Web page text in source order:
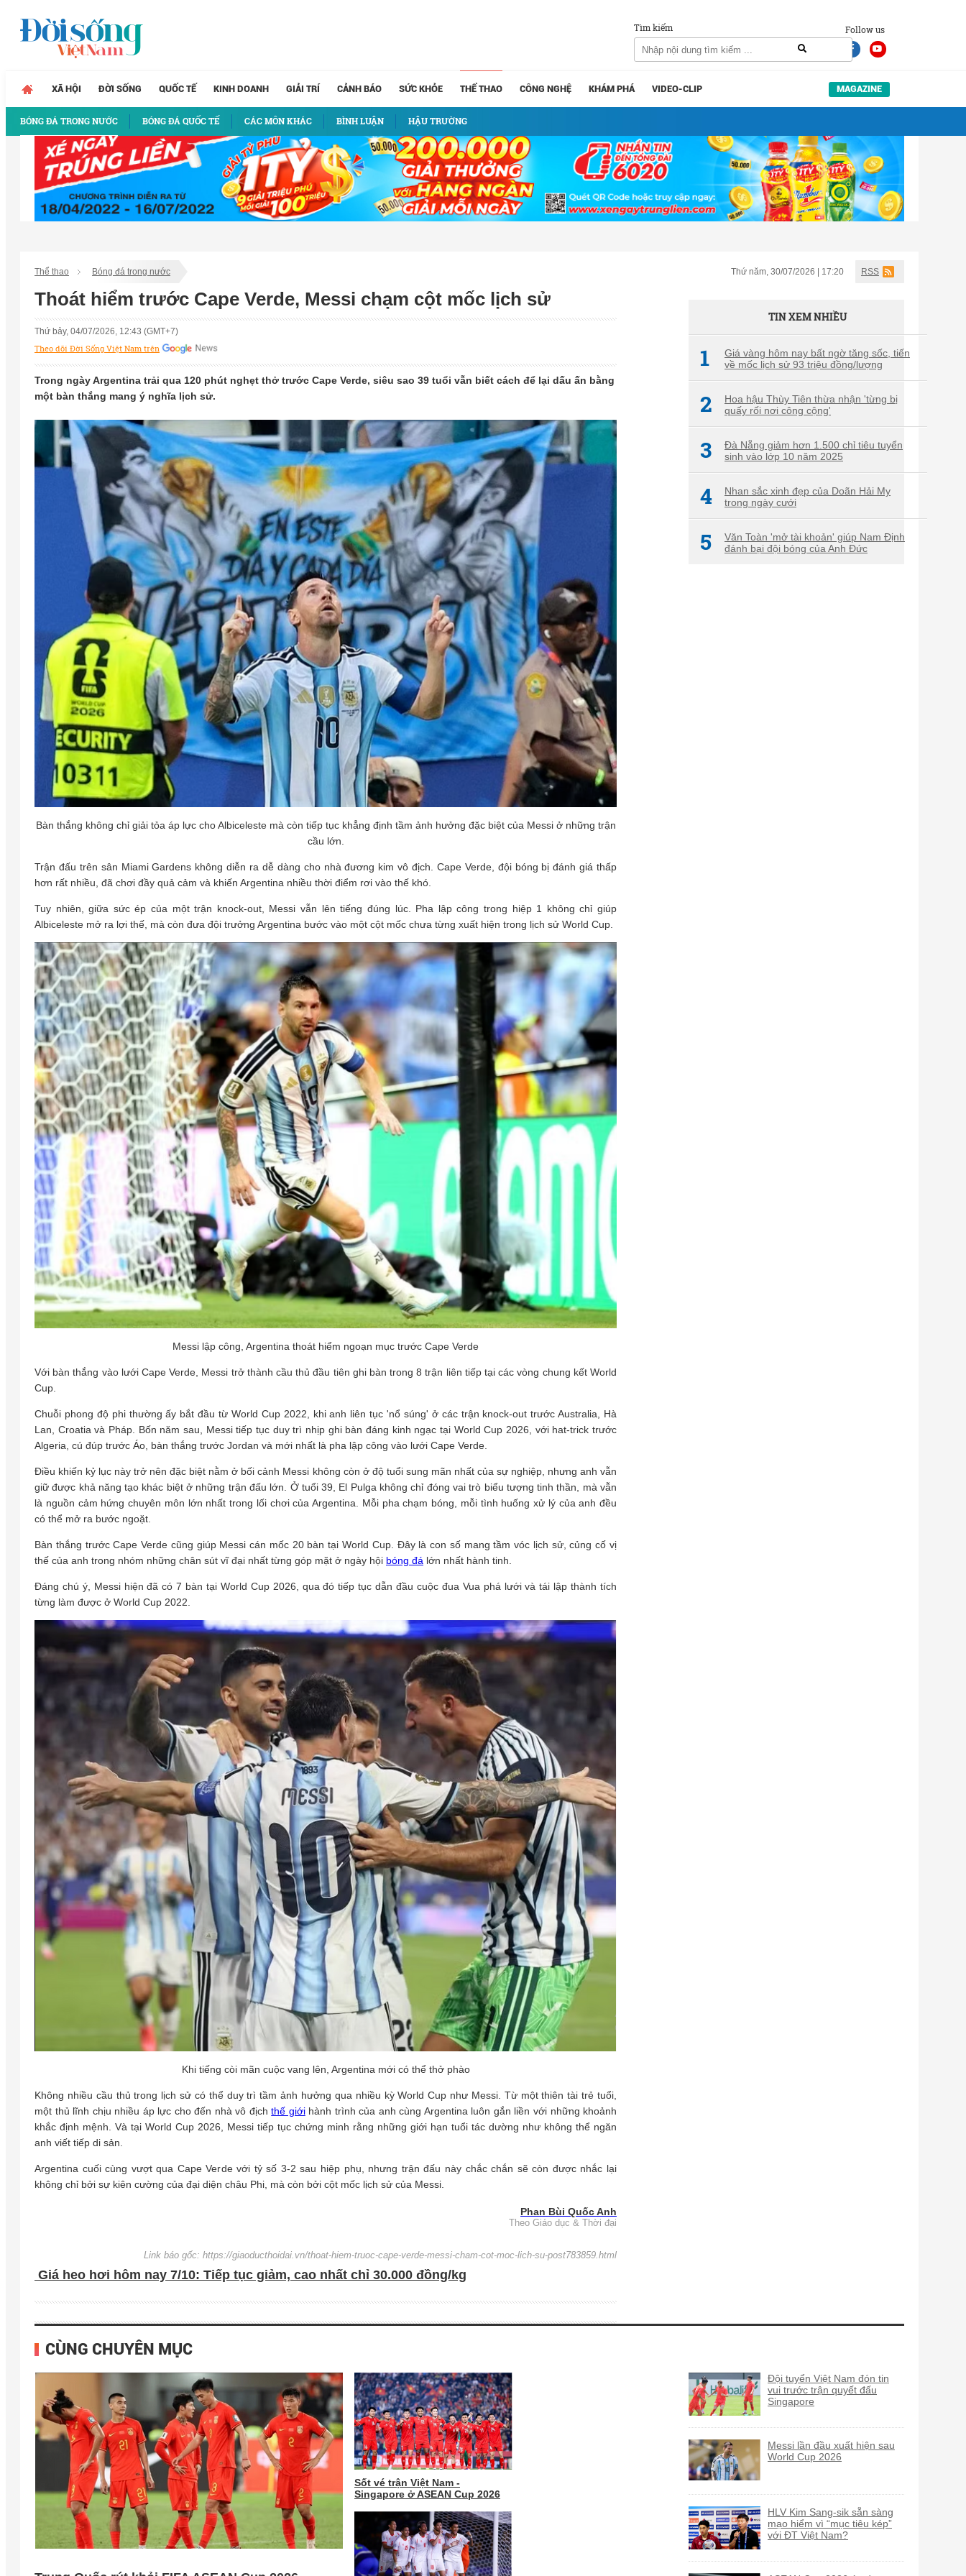
Follow us
Tìm kiếm
XÃ HỘI ĐỜI SỐNG QUỐC TẾ KINH DOANH GIẢI TRÍ CẢNH BÁO SỨC KHỎE THỂ THAO
BÓNG ĐÁ TRONG NƯỚC BÓNG ĐÁ QUỐC TẾ CÁC MÔN KHÁC BÌNH LUẬN HẬU TRƯỜNG
CÔNG NGHỆ KHÁM PHÁ VIDEO-CLIP MAGAZINE
Thể thao Bóng đá trong nước Thứ năm, 30/07/2026 | 17:20 RSS
Thoát hiểm trước Cape Verde, Messi chạm cột mốc lịch sử
Thứ bảy, 04/07/2026, 12:43 (GMT+7)
Theo dõi Đời Sống Việt Nam trên
Trong ngày Argentina trải qua 120 phút nghẹt thở trước Cape Verde, siêu sao 39 tuổi vẫn biết cách để lại dấu ấn bằng
một bàn thắng mang ý nghĩa lịch sử.
Bàn thắng không chỉ giải tỏa áp lực cho Albiceleste mà còn tiếp tục khẳng định tầm ảnh hưởng đặc biệt của Messi ở những trận
cầu lớn.
Trận đấu trên sân Miami Gardens không diễn ra dễ dàng cho nhà đương kim vô địch. Cape Verde, đội bóng bị đánh giá thấp
hơn rất nhiều, đã chơi đầy quả cảm và khiến Argentina nhiều thời điểm rơi vào thế khó.
Tuy nhiên, giữa sức ép của một trận knock-out, Messi vẫn lên tiếng đúng lúc. Pha lập công trong hiệp 1 không chỉ giúp
Albiceleste mở ra lợi thế, mà còn đưa đội trưởng Argentina bước vào một cột mốc chưa từng xuất hiện trong lịch sử World Cup.
Messi lập công, Argentina thoát hiểm ngoạn mục trước Cape Verde
Với bàn thắng vào lưới Cape Verde, Messi trở thành cầu thủ đầu tiên ghi bàn trong 8 trận liên tiếp tại các vòng chung kết World
Cup.
Chuỗi phong độ phi thường ấy bắt đầu từ World Cup 2022, khi anh liên tục 'nổ súng' ở các trận knock-out trước Australia, Hà
Lan, Croatia và Pháp. Bốn năm sau, Messi tiếp tục duy trì nhịp ghi bàn đáng kinh ngạc tại World Cup 2026, với hat-trick trước
Algeria, cú đúp trước Áo, bàn thắng trước Jordan và mới nhất là pha lập công vào lưới Cape Verde.
Điều khiến kỷ lục này trở nên đặc biệt nằm ở bối cảnh Messi không còn ở độ tuổi sung mãn nhất của sự nghiệp, nhưng anh vẫn
giữ được khả năng tạo khác biệt ở những trận đấu lớn. Ở tuổi 39, El Pulga không chỉ đóng vai trò biểu tượng tinh thần, mà vẫn
là nguồn cảm hứng chuyên môn lớn nhất trong lối chơi của Argentina. Mỗi pha chạm bóng, mỗi tình huống xử lý của anh đều
có thể mở ra bước ngoặt.
Bàn thắng trước Cape Verde cũng giúp Messi cán mốc 20 bàn tại World Cup. Đây là con số mang tầm vóc lịch sử, củng cố vị
thế của anh trong nhóm những chân sút vĩ đại nhất từng góp mặt ở ngày hội bóng đá lớn nhất hành tinh.
Đáng chú ý, Messi hiện đã có 7 bàn tại World Cup 2026, qua đó tiếp tục dẫn đầu cuộc đua Vua phá lưới và tái lập thành tích
từng làm được ở World Cup 2022.
Khi tiếng còi mãn cuộc vang lên, Argentina mới có thể thở phào
Không nhiều cầu thủ trong lịch sử có thể duy trì tầm ảnh hưởng qua nhiều kỳ World Cup như Messi. Từ một thiên tài trẻ tuổi,
một thủ lĩnh chịu nhiều áp lực cho đến nhà vô địchthế giớihành trình của anh cùng Argentina luôn gắn liền với những khoảnh
khắc định mệnh. Và tại World Cup 2026, Messi tiếp tục chứng minh rằng những giới hạn tuổi tác dường như không thể ngăn
anh viết tiếp di sản.
Argentina cuối cùng vượt qua Cape Verde với tỷ số 3-2 sau hiệp phụ, nhưng trận đấu này chắc chắn sẽ còn được nhắc lại
không chỉ bởi sự kiên cường của đại diện châu Phi, mà còn bởi cột mốc lịch sử của Messi.
Phan Bùi Quốc Anh
Theo Giáo dục & Thời đại
Link báo gốc: https://giaoducthoidai.vn/thoat-hiem-truoc-cape-verde-messi-cham-cot-moc-lich-su-post783859.html
Giá heo hơi hôm nay 7/10: Tiếp tục giảm, cao nhất chỉ 30.000 đồng/kg
TIN XEM NHIỀU
1
Giá vàng hôm nay bất ngờ tăng sốc, tiến
về mốc lịch sử 93 triệu đồng/lượng
2
Hoa hậu Thùy Tiên thừa nhận 'từng bị
quấy rối nơi công cộng'
3
Đà Nẵng giảm hơn 1.500 chỉ tiêu tuyển
sinh vào lớp 10 năm 2025
4
Nhan sắc xinh đẹp của Doãn Hải My
trong ngày cưới
5
Văn Toàn 'mở tài khoản' giúp Nam Định
đánh bại đội bóng của Anh Đức
CÙNG CHUYÊN MỤC
Sốt vé trận Việt Nam -
Singapore ở ASEAN Cup 2026
Đội tuyển Việt Nam đón tin
vui trước trận quyết đấu
Singapore
Messi lần đầu xuất hiện sau
World Cup 2026
HLV Kim Sang-sik sẵn sàng
mạo hiểm vì “mục tiêu kép”
với ĐT Việt Nam?